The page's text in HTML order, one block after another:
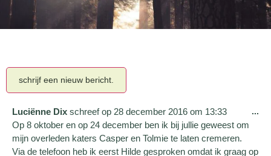
Luciënne Dix schreef op 28 december 2016 om 13:33
Op 8 oktober en op 24 december ben ik bij jullie geweest om
mijn overleden katers Casper en Tolmie te laten cremeren.
Via de telefoon heb ik eerst Hilde gesproken omdat ik graag op
...